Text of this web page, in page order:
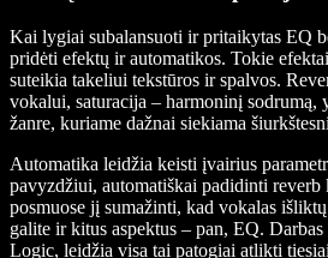
Kai lygiai subalansuoti ir pritaikytas EQ
pridėti efektų ir automatikos. Tokie
suteikia takeliui tekstūros ir spalvos.
vokalui, saturacija – harmoninį sodrumą,
žanre, kuriame dažnai siekiama
Automatika leidžia keisti įvairius
pavyzdžiui, automatiškai padidinti
posmuose jį sumažinti, kad vokalas
galite ir kitus aspektus – pan, EQ.
Logic, leidžia visa tai patogiai atlikti